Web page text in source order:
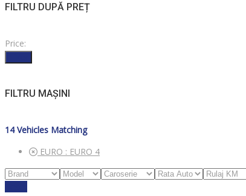
FILTRU DUPĂ PREȚ
Price:
FILTRU MAȘINI
14 Vehicles Matching
EURO : EURO 4